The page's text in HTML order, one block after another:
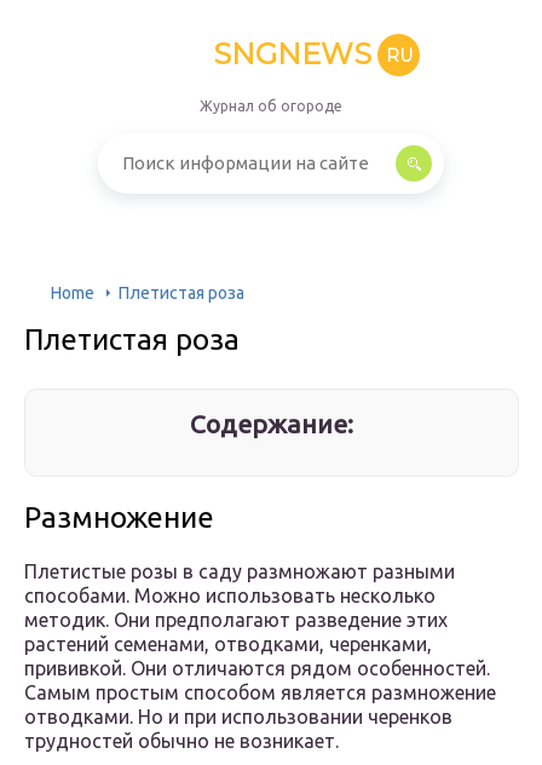
SNGNEWS RU
Журнал об огороде
Home Плетистая роза
Плетистая роза
Содержание:
Размножение
Плетистые розы в саду размножают разными
способами. Можно использовать несколько
методик. Они предполагают разведение этих
растений семенами, отводками, черенками,
прививкой. Они отличаются рядом особенностей.
Самым простым способом является размножение
отводками. Но и при использовании черенков
трудностей обычно не возникает.